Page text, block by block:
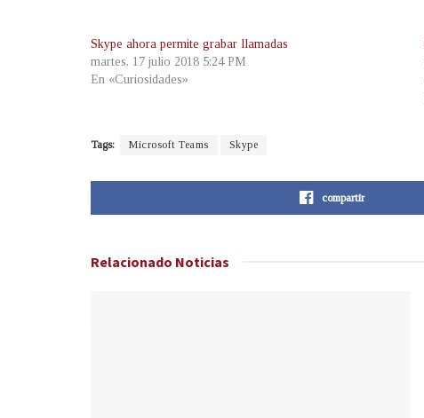
Skype ahora permite grabar llamadas
martes, 17 julio 2018 5:24 PM
En «Curiosidades»
Tags: Microsoft Teams Skype
compartir
Relacionado Noticias